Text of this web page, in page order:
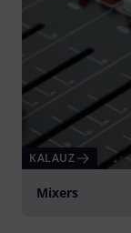
KALAUZ
Mixers